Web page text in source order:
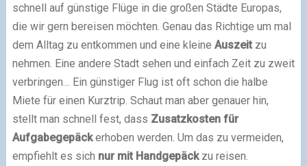
schnell auf günstige Flüge in die großen Städte Europas,
die wir gern bereisen möchten. Genau das Richtige um mal
dem Alltag zu entkommen und eine kleine Auszeitzu
nehmen. Eine andere Stadt sehen und einfach Zeit zu zweit
verbringen… Ein günstiger Flug ist oft schon die halbe
Miete für einen Kurztrip. Schaut man aber genauer hin,
stellt man schnell fest, dass Zusatzkosten für
Aufgabegepäckerhoben werden. Um das zu vermeiden,
empfiehlt es sich nur mit Handgepäckzu reisen.